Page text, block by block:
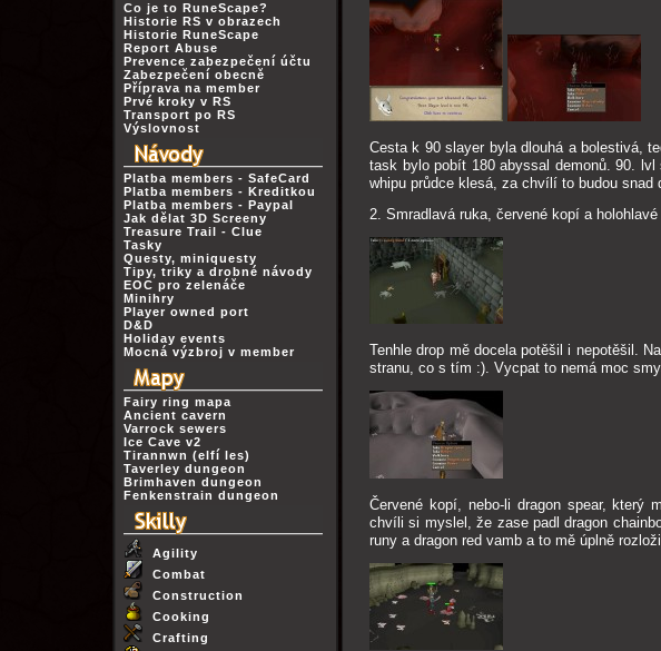
Co je to RuneScape?
Historie RS v obrazech
Historie RuneScape
Report Abuse
Prevence zabezpečení účtu
Zabezpečení obecně
Příprava na member
Prvé kroky v RS
Transport po RS
Výslovnost
Platba members - SafeCard
Platba members - Kreditkou
Platba members - Paypal
Jak dělat 3D Screeny
Treasure Trail - Clue
Tasky
Questy, miniquesty
Tipy, triky a drobné návody
EOC pro zelenáče
Minihry
Player owned port
D&D
Holiday events
Mocná výzbroj v member
Fairy ring mapa
Ancient cavern
Varrock sewers
Ice Cave v2
Tirannwn (elfí les)
Taverley dungeon
Brimhaven dungeon
Fenkenstrain dungeon
Agility
Combat
Construction
Cooking
Crafting
Cesta k 90 slayer byla dlouhá a bolestivá,
task bylo pobít 180 abyssal demonů. 90.
whipu průdce klesá, za chvílí to budou snad
2. Smradlavá ruka, červené kopí a
Tenhle drop mě docela potěšil i nepotěšil.
stranu, co s tím :). Vycpat to nemá moc
Červené kopí, nebo-li dragon spear, který
chvíli si myslel, že zase padl dragon
runy a dragon red vamb a to mě úplně